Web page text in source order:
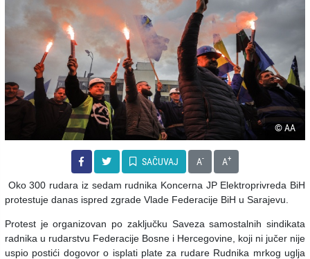
© AA
SAČUVAJ A- A+
Oko 300 rudara iz sedam rudnika Koncerna JP Elektroprivreda BiH
protestuje danas ispred zgrade Vlade Federacije BiH u Sarajevu.
Protest je organizovan po zaključku Saveza samostalnih sindikata
radnika u rudarstvu Federacije Bosne i Hercegovine, koji ni jučer nije
uspio postići dogovor o isplati plate za rudare Rudnika mrkog uglja